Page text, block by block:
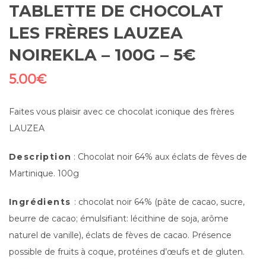
TABLETTE DE CHOCOLAT
LES FRÈRES LAUZEA
NOIREKLA – 100G – 5€
5.00€
Faites vous plaisir avec ce chocolat iconique des frères
LAUZEA
Description : Chocolat noir 64% aux éclats de fèves de
Martinique. 100g
Ingrédients : chocolat noir 64% (pâte de cacao, sucre,
beurre de cacao; émulsifiant: lécithine de soja, arôme
naturel de vanille), éclats de fèves de cacao. Présence
possible de fruits à coque, protéines d’œufs et de gluten.